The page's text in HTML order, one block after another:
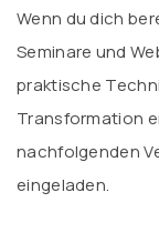
Wenn du dich
Seminare und
praktische
Transformation
nachfolgenden
eingeladen.